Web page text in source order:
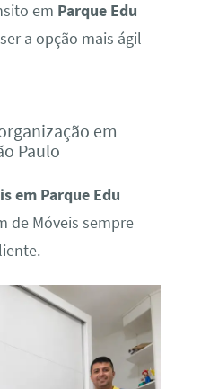
em Parque Edu
a opção mais ágil
em
Paulo
em Parque Edu
de Móveis sempre